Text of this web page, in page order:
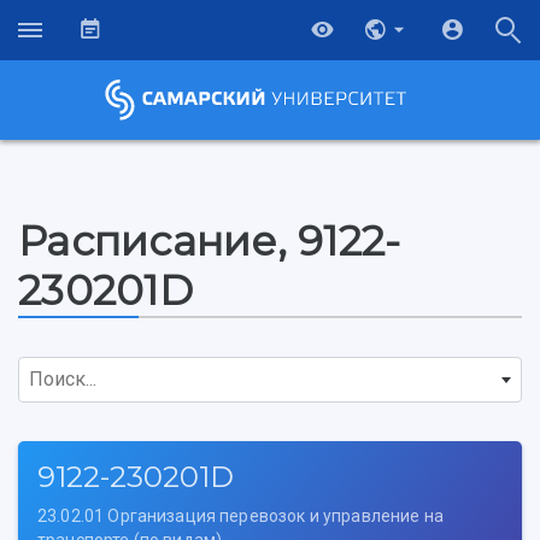
Расписание, 9122-
230201D
Поиск...
9122-230201D
23.02.01 Организация перевозок и управление на